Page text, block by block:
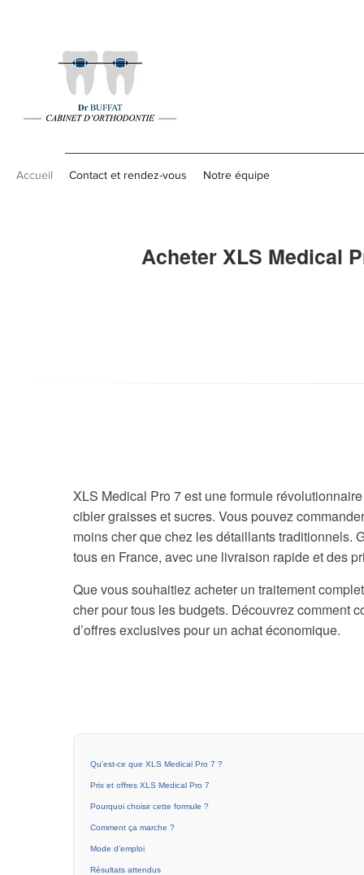
Accueil Contact et rendez-vous Notre équipe
Acheter XLS Medical
XLS Medical Pro 7 est une formule
cibler graisses et sucres. Vous pouvez
moins cher que chez les détaillants traditionnels.
tous en France, avec une livraison rapide et des
Que vous souhaitiez acheter un traitement
cher pour tous les budgets. Découvrez comment
d’offres exclusives pour un achat économique.
Qu'est-ce que XLS Medical Pro 7 ?
Prix et offres XLS Medical Pro 7
Pourquoi choisir cette formule ?
Comment ça marche ?
Mode d’emploi
Résultats attendus